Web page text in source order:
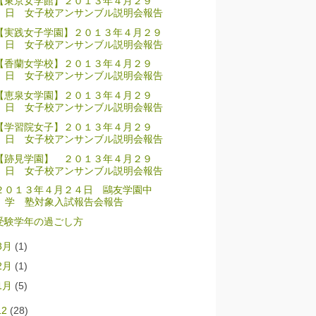
日 女子校アンサンブル説明会報告
【実践女子学園】２０１３年４月２９
日 女子校アンサンブル説明会報告
【香蘭女学校】２０１３年４月２９
日 女子校アンサンブル説明会報告
【恵泉女学園】２０１３年４月２９
日 女子校アンサンブル説明会報告
【学習院女子】２０１３年４月２９
日 女子校アンサンブル説明会報告
【跡見学園】 ２０１３年４月２９
日 女子校アンサンブル説明会報告
０１３年４月２４日 鷗友学園中
学 塾対象入試報告会報告
験学年の過ごし方
(1)
月 (1)
月 (5)
(28)